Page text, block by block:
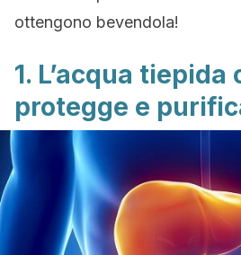
ottengono bevendola!
1. L’acqua
protegge e